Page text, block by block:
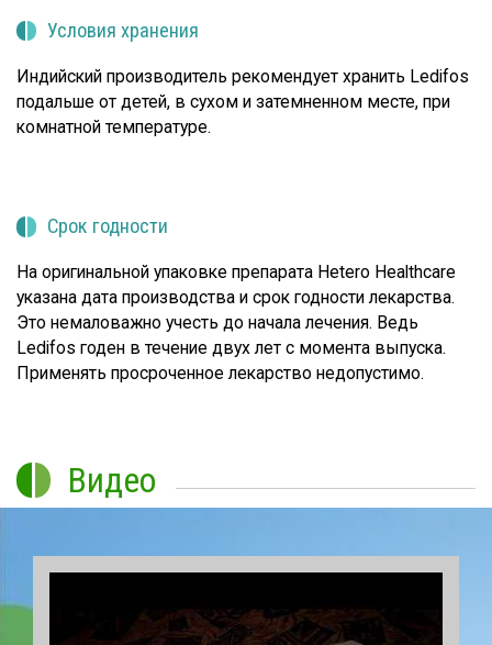
Условия хранения
Индийский производитель рекомендует хранить Ledifos
подальше от детей, в сухом и затемненном месте, при
комнатной температуре.
Срок годности
На оригинальной упаковке препарата Hetero Healthcare
указана дата производства и срок годности лекарства.
Это немаловажно учесть до начала лечения. Ведь
Ledifos годен в течение двух лет с момента выпуска.
Применять просроченное лекарство недопустимо.
Видео